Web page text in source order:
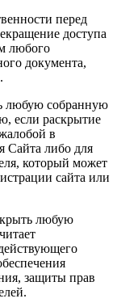
перед
доступа
любого
документа,
любую собранную
если раскрытие
в
Сайта либо для
который может
сайта или
любую
защиты прав